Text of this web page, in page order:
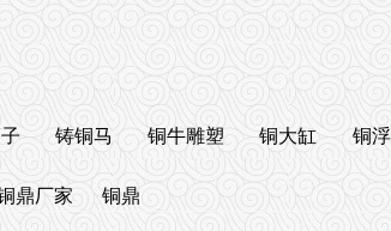
铸铜马 铜牛雕塑 铜大缸 铜
鼎厂家 铜鼎